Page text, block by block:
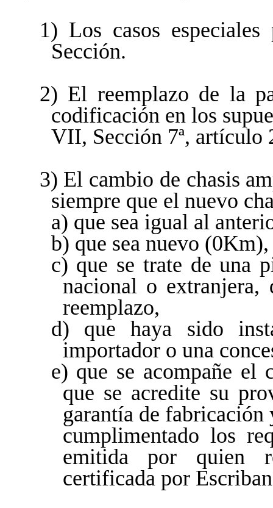
1) Los casos
Sección.
2) El reemplazo de la
codificación en los
VII, Sección 7ª, artículo
3) El cambio de chasis
siempre que el nuevo
a) que sea igual al
b) que sea nuevo (0Km),
c) que se trate de una
nacional o extranjera,
reemplazo,
d) que haya sido
importador o una
e) que se acompañe el
que se acredite su
garantía de fabricación
cumplimentado los
emitida por quien
certificada por